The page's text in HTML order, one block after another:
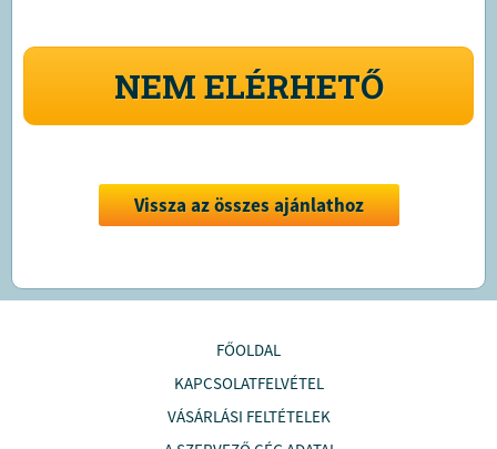
NEM ELÉRHETŐ
Vissza az összes ajánlathoz
FŐOLDAL
KAPCSOLATFELVÉTEL
VÁSÁRLÁSI FELTÉTELEK